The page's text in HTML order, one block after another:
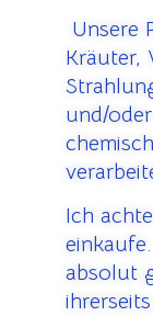
Unsere
Kräuter,
und/
Ich
einkaufe.
absolut